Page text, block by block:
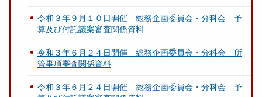
令和３年９月１０日開催 総務企画委員会・分科会 予
算及び付託議案審査関係資料
令和３年６月２４日開催 総務企画委員会・分科会 所
管事項審査関係資料
令和３年６月２４日開催 総務企画委員会・分科会 予